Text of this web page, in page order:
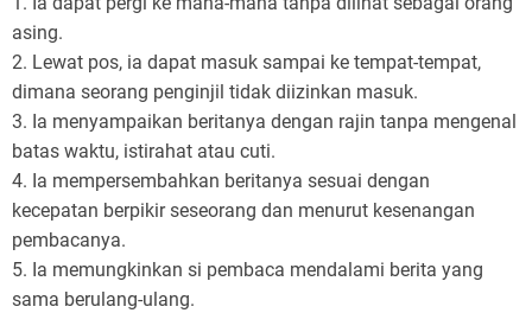
asing.
2. Lewat pos, ia dapat masuk sampai ke tempat-tempat,
dimana seorang penginjil tidak diizinkan masuk.
3. Ia menyampaikan beritanya dengan rajin tanpa mengenal
batas waktu, istirahat atau cuti.
4. Ia mempersembahkan beritanya sesuai dengan
kecepatan berpikir seseorang dan menurut kesenangan
pembacanya.
5. Ia memungkinkan si pembaca mendalami berita yang
sama berulang-ulang.